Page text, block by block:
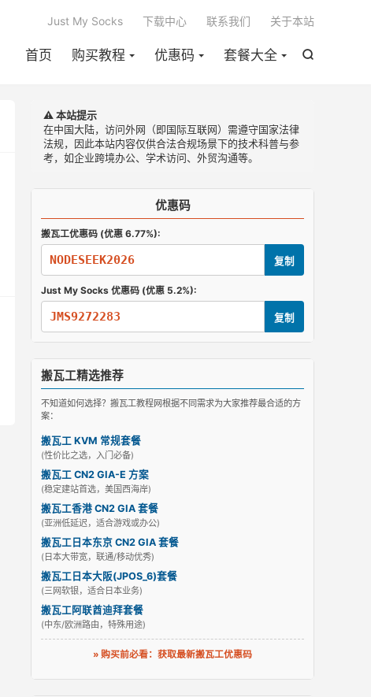

首页 购买教程 优惠码 套餐大全
Just My Socks 下载中心 联系我们 关于本站
⚠️ 本站提示
在中国大陆，访问外网（即国际互联网）需遵守国家法律
法规，因此本站内容仅供合法合规场景下的技术科普与参
考，如企业跨境办公、学术访问、外贸沟通等。
优惠码
搬瓦工优惠码 (优惠 6.77%):
NODESEEK2026 复制
Just My Socks 优惠码 (优惠 5.2%):
JMS9272283 复制
搬瓦工精选推荐
不知道如何选择？搬瓦工教程网根据不同需求为大家推荐最合适的方
案：
搬瓦工 KVM 常规套餐
(性价比之选，入门必备)
搬瓦工 CN2 GIA-E 方案
(稳定建站首选，美国西海岸)
搬瓦工香港 CN2 GIA 套餐
(亚洲低延迟，适合游戏或办公)
搬瓦工日本东京 CN2 GIA 套餐
(日本大带宽，联通/移动优秀)
搬瓦工日本大阪(JPOS_6)套餐
(三网软银，适合日本业务)
搬瓦工阿联酋迪拜套餐
(中东/欧洲路由，特殊用途)
» 购买前必看：获取最新搬瓦工优惠码